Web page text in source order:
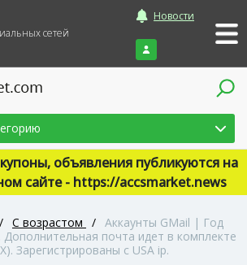
сетей
Новости
Войти
объявления публикуются на
сайте - https://accsmarket.news
/ С возрастом / Аккаунты GMail | Год
Дополнительная почта идет в комплекте
Зарегистрированы с USA ip.